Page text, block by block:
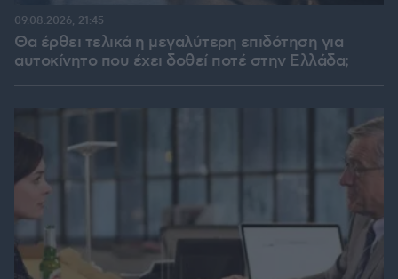
Θα έρθει τελικά η μεγαλύτερη επιδότηση για
αυτοκίνητο που έχει δοθεί ποτέ στην Ελλάδα;
09.08.2026, 21:45